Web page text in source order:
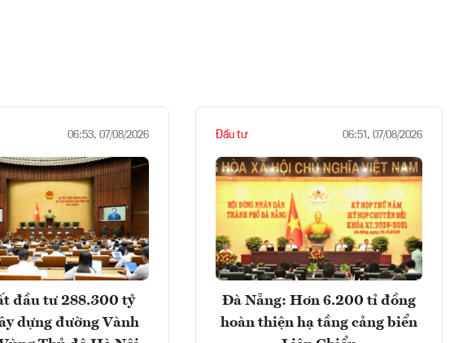
06:53, 07/08/2026
đầu tư 288.300 tỷ
dựng đường Vành
Đầu tư 06:51, 07/08/2026
Đà Nẵng: Hơn 6.200 tỉ đồng
hoàn thiện hạ tầng cảng biển